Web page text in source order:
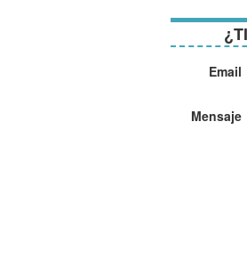
Email
Mensaje